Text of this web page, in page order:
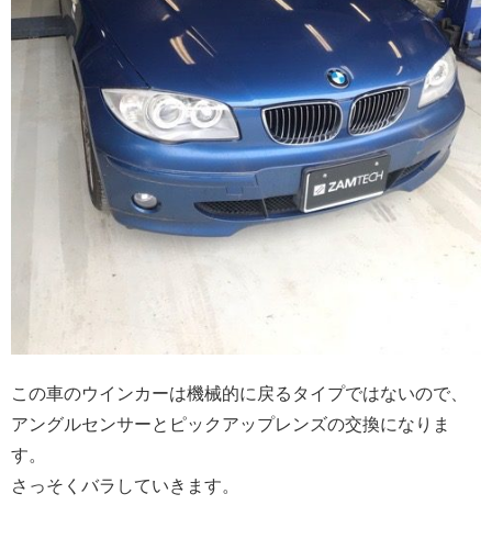
この車のウインカーは機械的に戻るタイプではないので、
アングルセンサーとピックアップレンズの交換になりま
す。
さっそくバラしていきます。